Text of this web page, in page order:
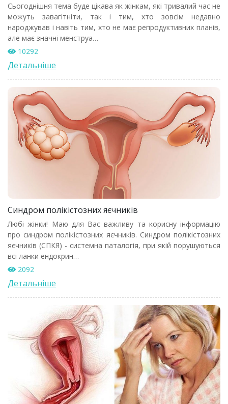
Сьогоднішня тема буде цікава як жінкам, які тривалий час не
можуть завагітніти, так і тим, хто зовсім недавно
народжував і навіть тим, хто не має репродуктивних планів,
але має значні менструа…
10292
Детальніше
Синдром полікістозних яєчників
Любі жінки! Маю для Вас важливу та корисну інформацію
про синдром полікістозних яєчників. Синдром полікістозних
яєчників (СПКЯ) - системна паталогія, при якій порушуються
всі ланки ендокрин…
2092
Детальніше